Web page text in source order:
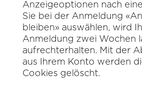
Anzeigeoptionen nach
Sie bei der Anmeldung
bleiben» auswählen, wird
Anmeldung zwei Wochen
aufrechterhalten. Mit der
aus Ihrem Konto werden
Cookies gelöscht.